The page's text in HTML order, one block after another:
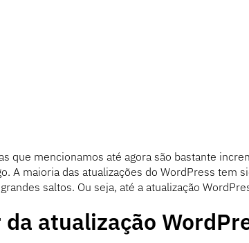
que mencionamos até agora são bastante
A maioria das atualizações do WordPress tem
saltos. Ou seja, até a atualização
atualização